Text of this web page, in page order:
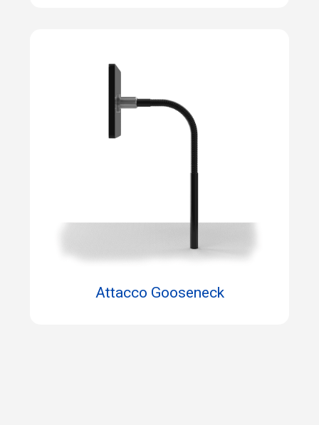
Attacco Gooseneck